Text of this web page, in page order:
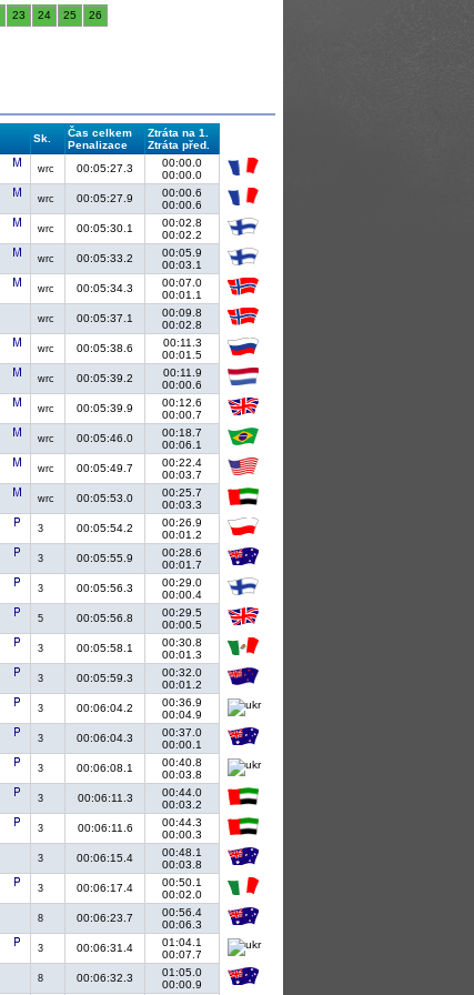
23 24 25 26
Sk.
Čas celkem
Penalizace
Ztráta na 1.
Ztráta před.
wrc 00:05:27.3
00:00.0
00:00.0
wrc 00:05:27.9
00:00.6
00:00.6
wrc 00:05:30.1
00:02.8
00:02.2
wrc 00:05:33.2
00:05.9
00:03.1
wrc 00:05:34.3
00:07.0
00:01.1
wrc 00:05:37.1
00:09.8
00:02.8
wrc 00:05:38.6
00:11.3
00:01.5
wrc 00:05:39.2
00:11.9
00:00.6
wrc 00:05:39.9
00:12.6
00:00.7
wrc 00:05:46.0
00:18.7
00:06.1
wrc 00:05:49.7
00:22.4
00:03.7
wrc 00:05:53.0
00:25.7
00:03.3
3 00:05:54.2
00:26.9
00:01.2
3 00:05:55.9
00:28.6
00:01.7
3 00:05:56.3
00:29.0
00:00.4
5 00:05:56.8
00:29.5
00:00.5
3 00:05:58.1
00:30.8
00:01.3
3 00:05:59.3
00:32.0
00:01.2
3 00:06:04.2
00:36.9
00:04.9
3 00:06:04.3
00:37.0
00:00.1
3 00:06:08.1
00:40.8
00:03.8
3 00:06:11.3
00:44.0
00:03.2
3 00:06:11.6
00:44.3
00:00.3
3 00:06:15.4
00:48.1
00:03.8
3 00:06:17.4
00:50.1
00:02.0
8 00:06:23.7
00:56.4
00:06.3
3 00:06:31.4
01:04.1
00:07.7
8 00:06:32.3
01:05.0
00:00.9